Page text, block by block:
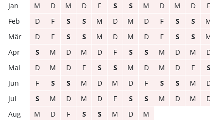
M
D M D F S S M D M D
F
D
F S S M D M D F S S
M
D
F S S M D M D F S S
M
S
M D M D F S S M D M
D
D
M D F S S M D M D F
S
F
S S M D M D F S S M
D
S
M D M D F S S M D M
D
M
D F S S M D M